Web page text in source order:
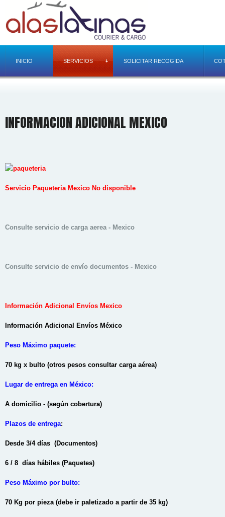
INICIO SERVICIOS SOLICITAR RECOGIDA
INFORMACION ADICIONAL MEXICO
Servicio Paqueteria Mexico No disponible
Consulte servicio de carga aerea - Mexico
Consulte servicio de envío documentos - Mexico
Información Adicional Envíos Mexico
Información Adicional Envíos México
Peso Máximo paquete:
70 kg x bulto (otros pesos consultar carga aérea)
Lugar de entrega en México:
A domicilio - (según cobertura)
Plazos de entrega:
Desde 3/4 días (Documentos)
6 / 8 días hábiles (Paquetes)
Peso Máximo por bulto:
70 Kg por pieza (debe ir paletizado a partir de 35 kg)